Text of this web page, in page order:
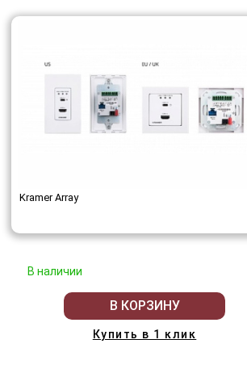
Kramer Array
В наличии
В КОРЗИНУ
Купить в 1 клик